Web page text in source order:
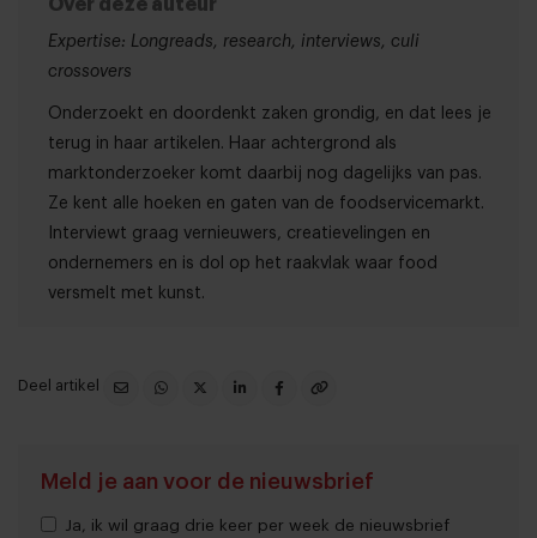
Over deze auteur
Expertise: Longreads, research, interviews, culi
crossovers
Onderzoekt en doordenkt zaken grondig, en dat lees je
terug in haar artikelen. Haar achtergrond als
marktonderzoeker komt daarbij nog dagelijks van pas.
Ze kent alle hoeken en gaten van de foodservicemarkt.
Interviewt graag vernieuwers, creatievelingen en
ondernemers en is dol op het raakvlak waar food
versmelt met kunst.
Deel artikel
Meld je aan voor de nieuwsbrief
Ja, ik wil graag drie keer per week de nieuwsbrief